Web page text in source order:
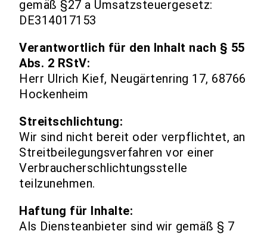
gemäß §27 a Umsatzsteuergesetz:
DE314017153
Verantwortlich für den Inhalt nach § 55
Abs. 2 RStV:
Herr Ulrich Kief, Neugärtenring 17, 68766
Hockenheim
Streitschlichtung:
Wir sind nicht bereit oder verpflichtet, an
Streitbeilegungsverfahren vor einer
Verbraucherschlichtungsstelle
teilzunehmen.
Haftung für Inhalte:
Als Diensteanbieter sind wir gemäß § 7